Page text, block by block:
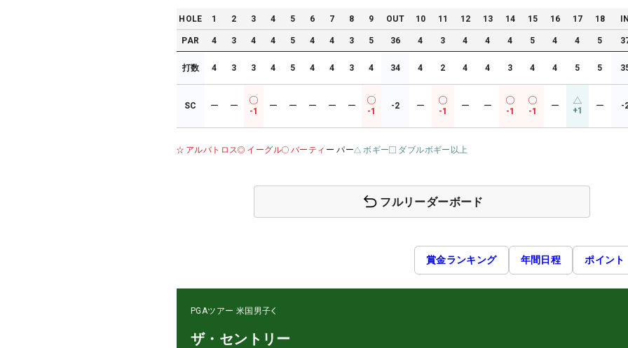
HOLE 1 2 3 4 5 6 7 8 9 OUT 10 11 12 13 14 15 16 17 18
PAR 4 3 4 4 5 4 4 3 5 36 4 3 4 4 4 5 4 4 5
打数 4 3 3 4 5 4 4 3 4 34 4 2 4 4 3 4 4 5 5
SC ー ー
-1
ー ー ー ー ー
-1
-2 ー
-1
ー ー
-1 -1
ー +1 ー -
アルバトロス イーグル バーティ ー パー ボギー ダブルボギー以上
フルリーダーボード
賞金ランキング 年間日程 ポイント
PGAツアー 米国男子
ザ・セントリー